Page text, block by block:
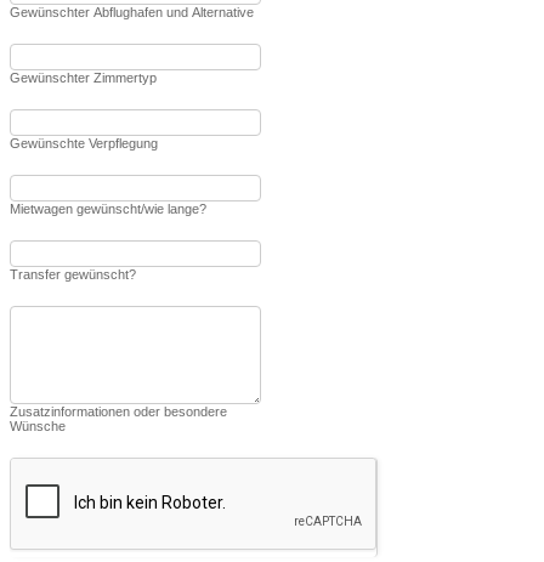
Gewünschter Abflughafen und Alternative
Gewünschter Zimmertyp
Gewünschte Verpflegung
Mietwagen gewünscht/wie lange?
Transfer gewünscht?
Zusatzinformationen oder besondere
Wünsche